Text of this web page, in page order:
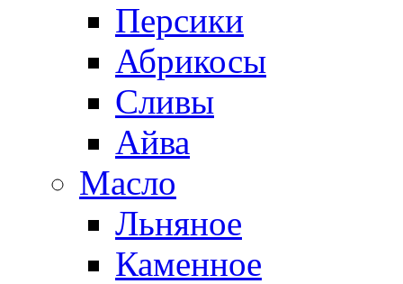
Персики
Абрикосы
Сливы
Айва
Масло
Льняное
Каменное